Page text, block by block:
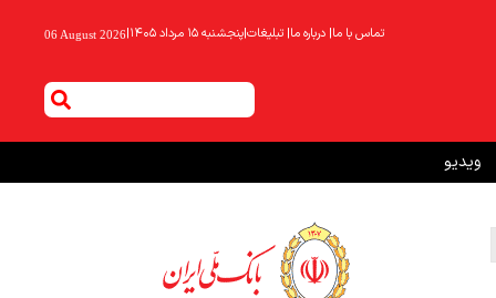
تماس با ما| درباره ما| تبلیغات|پنجشنبه ۱۵ مرداد ۱۴۰۵ |
06 August 2026
ویدیو